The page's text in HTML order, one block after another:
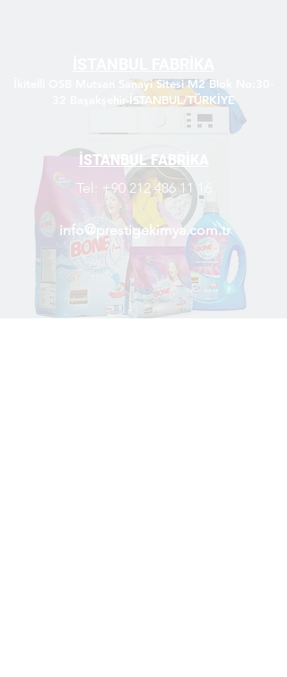
İkitelli OSB Mutsan Sanayi Sitesi M2 Blok No:30-
32 Başakşehir-İSTANBUL/TÜRKİYE
İSTANBUL FABRİKA
Tel: +90 212 486 11 16
info@prestigekimya.com.tr